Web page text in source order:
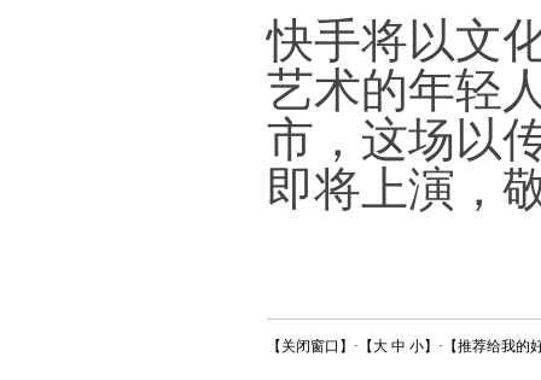
快手将以文
艺术的年轻
市，这场以
即将上演，
【 关闭窗口 】·【大 中 小】·【推荐给我的